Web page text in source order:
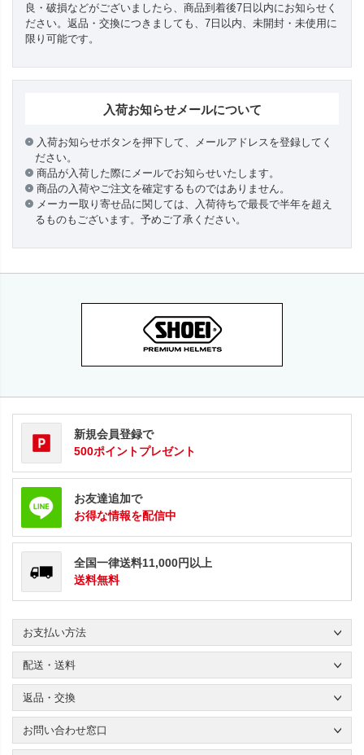
良・破損などがございましたら、商品到着後7日以内にお知らせく
ださい。返品・交換につきましても、7日以内、未開封・未使用に
限り可能です。
入荷お知らせメールについて
入荷お知らせボタンを押下して、メールアドレスを登録してく
ださい。
商品が入荷した際にメールでお知らせいたします。
商品の入荷やご注文を確定するものではありません。
メーカー取り寄せ品に関しては、入荷待ちで最長で半年を超え
るものもございます。予めご了承ください。
新規会員登録で
500ポイントプレゼント
お友達追加で
お得な情報を配信中
全国一律送料11,000円以上
送料無料
お支払い方法
配送・送料
返品・交換
お問い合わせ窓口